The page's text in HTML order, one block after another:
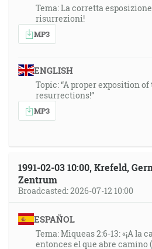
Tema: La corretta
risurrezioni!
MP3
ENGLISH
Topic: “A proper exposition
resurrections!”
MP3
1991-02-03 10:00, Krefeld,
Zentrum
Broadcasted: 2026-07-12 10:00
ESPAÑOL
Tema: Miqueas 2:6-13: «¡A la
entonces el que abre camino